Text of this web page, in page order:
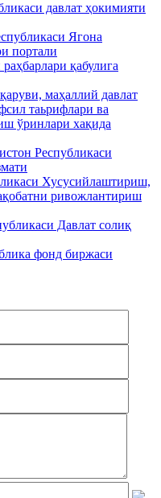
давлат ҳокимияти
Ягона
портали
қабулига
маҳаллий давлат
таьрифлари ва
ўринлари хақида
Республикаси
Хусусийлаштириш,
ривожлантириш
Давлат солиқ
фонд биржаси